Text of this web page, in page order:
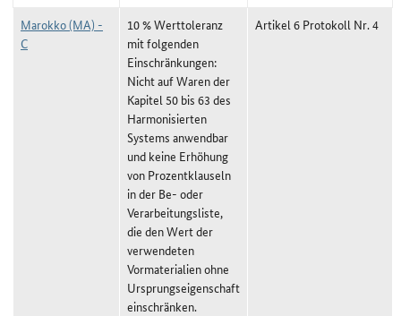
Marokko (MA) -
C
10 % Werttoleranz
mit folgenden
Einschränkungen:
Nicht auf Waren der
Kapitel 50 bis 63 des
Harmonisierten
Systems anwendbar
und keine Erhöhung
von Prozentklauseln
in der Be- oder
Verarbeitungsliste,
die den Wert der
verwendeten
Vormaterialien ohne
Ursprungseigenschaft
einschränken.
Artikel 6 Protokoll Nr. 4